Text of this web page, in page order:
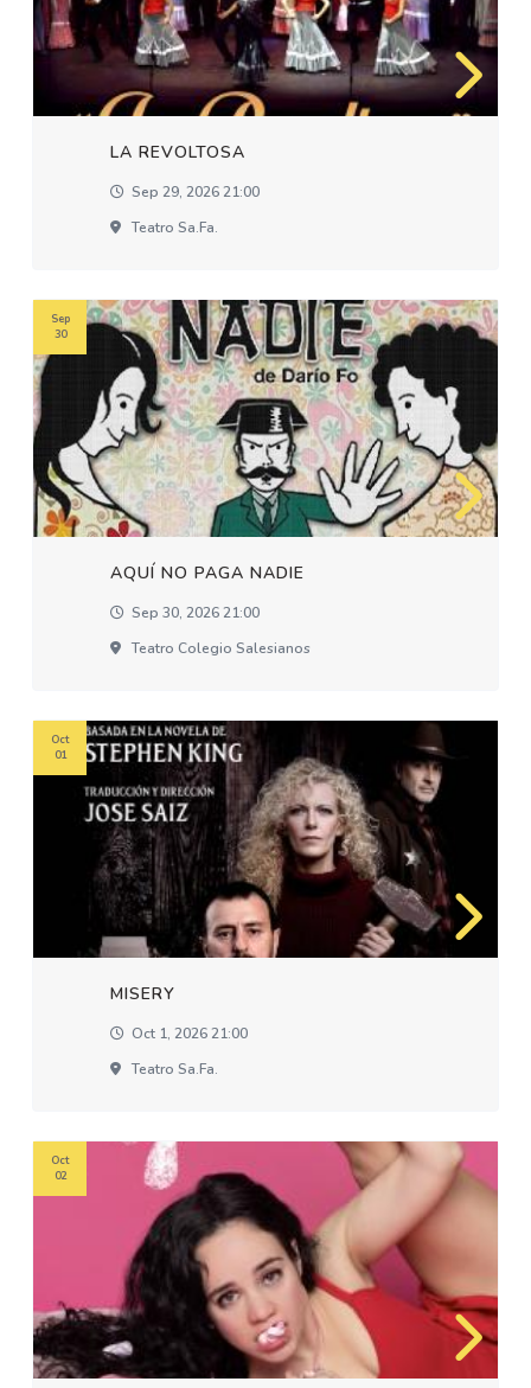
LA REVOLTOSA
Sep 29, 2026 21:00
Teatro Sa.fa.
AQUÍ NO PAGA NADIE
Sep 30, 2026 21:00
Teatro Colegio Salesianos
Sep
30
MISERY
Oct 1, 2026 21:00
Teatro Sa.fa.
Oct
01
Oct
02